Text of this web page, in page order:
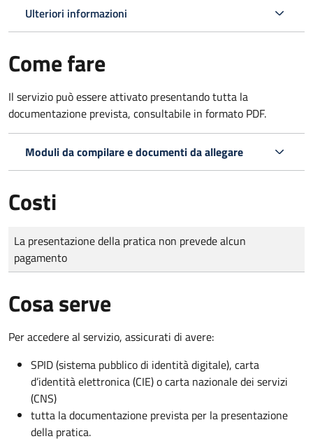
Ulteriori informazioni
Come fare
Il servizio può essere attivato presentando tutta la
documentazione prevista, consultabile in formato PDF.
Moduli da compilare e documenti da allegare
Costi
Tipo di pagamento
Importo
La presentazione della pratica non prevede alcun
pagamento
Cosa serve
Per accedere al servizio, assicurati di avere:
SPID (sistema pubblico di identità digitale), carta
d’identità elettronica (CIE) o carta nazionale dei servizi
(CNS)
tutta la documentazione prevista per la presentazione
della pratica.